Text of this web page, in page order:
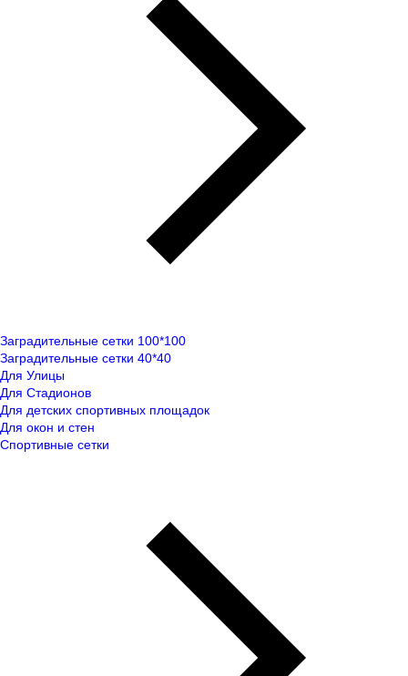
Заградительные сетки 100*100
Заградительные сетки 40*40
Для Улицы
Для Стадионов
Для детских спортивных площадок
Для окон и стен
Спортивные сетки